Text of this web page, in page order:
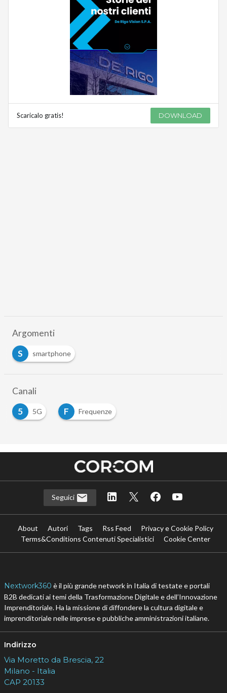
Scaricalo gratis! DOWNLOAD
Argomenti
S
smartphone
Canali
5
5G F Frequenze
Seguici
About Autori Tags Rss Feed
Privacy e Cookie Policy
Terms&Conditions Contenuti Specialistici
Cookie Center
Nextwork360 è il più grande network in Italia di testate e portali
B2B dedicati ai temi della Trasformazione Digitale e dell’Innovazione
Imprenditoriale. Ha la missione di diffondere la cultura digitale e
imprenditoriale nelle imprese e pubbliche amministrazioni italiane.
Indirizzo
Via Moretto da Brescia, 22
Milano - Italia
CAP 20133